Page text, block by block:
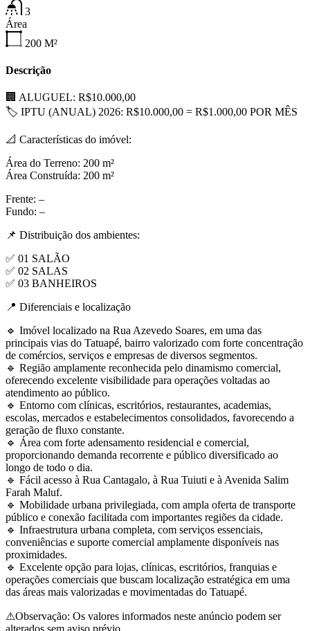
3
Área
200 M²
Descrição
🏢 ALUGUEL: R$10.000,00
🏷 IPTU (ANUAL) 2026: R$10.000,00 = R$1.000,00 POR MÊS
📐 Características do imóvel:
Área do Terreno: 200 m²
Área Construída: 200 m²
Frente: –
Fundo: –
📌 Distribuição dos ambientes:
✅ 01 SALÃO
✅ 02 SALAS
✅ 03 BANHEIROS
📍 Diferenciais e localização
🔹 Imóvel localizado na Rua Azevedo Soares, em uma das
principais vias do Tatuapé, bairro valorizado com forte concentração
de comércios, serviços e empresas de diversos segmentos.
🔹 Região amplamente reconhecida pelo dinamismo comercial,
oferecendo excelente visibilidade para operações voltadas ao
atendimento ao público.
🔹 Entorno com clínicas, escritórios, restaurantes, academias,
escolas, mercados e estabelecimentos consolidados, favorecendo a
geração de fluxo constante.
🔹 Área com forte adensamento residencial e comercial,
proporcionando demanda recorrente e público diversificado ao
longo de todo o dia.
🔹 Fácil acesso à Rua Cantagalo, à Rua Tuiuti e à Avenida Salim
Farah Maluf.
🔹 Mobilidade urbana privilegiada, com ampla oferta de transporte
público e conexão facilitada com importantes regiões da cidade.
🔹 Infraestrutura urbana completa, com serviços essenciais,
conveniências e suporte comercial amplamente disponíveis nas
proximidades.
🔹 Excelente opção para lojas, clínicas, escritórios, franquias e
operações comerciais que buscam localização estratégica em uma
das áreas mais valorizadas e movimentadas do Tatuapé.
⚠Observação: Os valores informados neste anúncio podem ser